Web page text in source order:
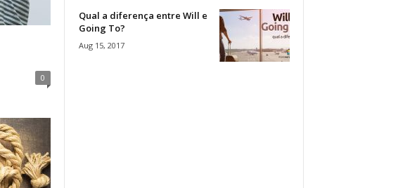
0
Qual a diferença entre Will e
Going To?
Aug 15, 2017